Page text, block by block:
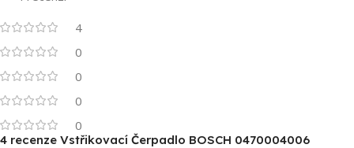
4
0
0
0
0
4 recenze Vstřikovací Čerpadlo BOSCH 0470004006